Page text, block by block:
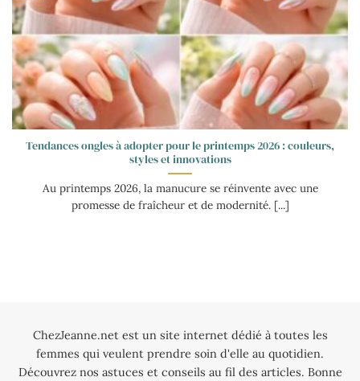
Tendances ongles à adopter pour le printemps 2026 : couleurs,
styles et innovations
Au printemps 2026, la manucure se réinvente avec une
promesse de fraîcheur et de modernité. [...]
ChezJeanne.net est un site internet dédié à toutes les
femmes qui veulent prendre soin d'elle au quotidien.
Découvrez nos astuces et conseils au fil des articles. Bonne